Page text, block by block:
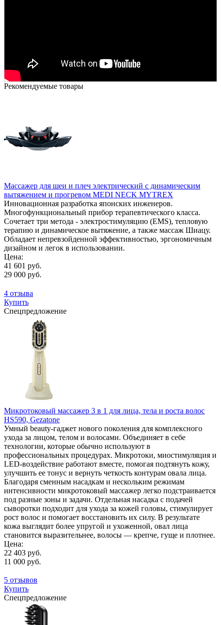
Рекомендуемые товары
Массажер для шеи и плеч электрический с динамическим
вытяжением и прогревом MEDI NECK MYTREX
Инновационная разработка японских инженеров.
Многофункциональный прибор терапевтического класса.
Сочетает три метода - электростимуляцию (EMS), тепловую
терапию и динамическое вытяжение, а также массаж Шиацу.
Обладает непревзойденной эффективностью, эргономичным
дизайном и легок в использовании.
Цена:
41 601 руб.
29 000 руб.
4 отзыва
Купить
Спецпредложение
Микротоковый массажер 3 в 1 для лица, тела и роста волос
HS590, Gezatone
Умный beauty-гаджет нового поколения для комплексного
ухода за лицом, телом и волосами. Объединяет в себе
технологии, которые обычно используют в
профессиональных процедурах. Микротоки, миостимуляция и
LED-воздействие работают вместе, помогая подтянуть кожу,
улучшить ее тонус и вернуть четкость контурам овала лица.
Благодаря сменным насадкам и нескольким режимам
интенсивности микротоковый массажер легко подстраивается
под разные зоны и задачи. Отдельная насадка с подачей
сыворотки подходит для ухода за кожей головы, стимулирует
рост волос и помогает восстановить их силу. В результате
кожа выглядит более упругой и ухоженной, овал лица
становится выразительнее, волосы — крепче, гуще и плотнее.
Цена:
22 403 руб.
11 000 руб.
5 отзывов
Купить
Спецпредложение